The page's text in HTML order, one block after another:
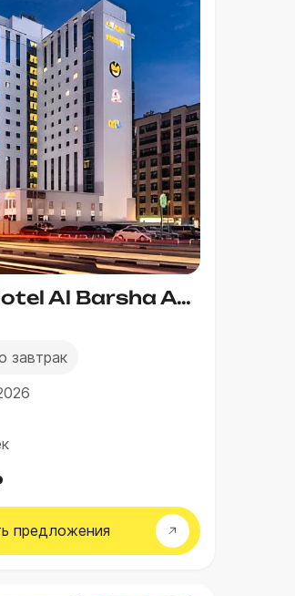
Citymax Hotel Al Barsha At The Mall
завтрак
предложения